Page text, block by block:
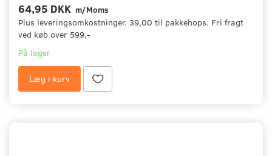
64,95 DKK m/Moms
Plus leveringsomkostninger. 39,00 til pakkehops. Fri fragt
ved køb over 599,-
På lager
Læg i kurv